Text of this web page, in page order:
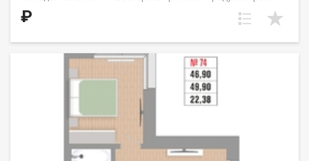
место для вместительной гардеробной комнаты, которая
спрячет в себя не только сезонные вещи, но и спортивное или
правильной прямоугольной формы, одна из спален в части
этажей имеет выход на французский балкон с видом на ул.
Култукскую и исторический центр города. ООО СЗ «ДЕСС-
Инвест» (Группа строительных компаний «Восток Центр
₽